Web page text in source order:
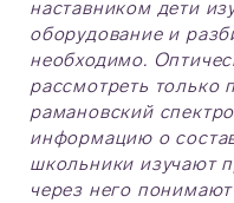
наставником дети
оборудование и
необходимо.
рассмотреть только
рамановский
информацию о
школьники изучают
через него